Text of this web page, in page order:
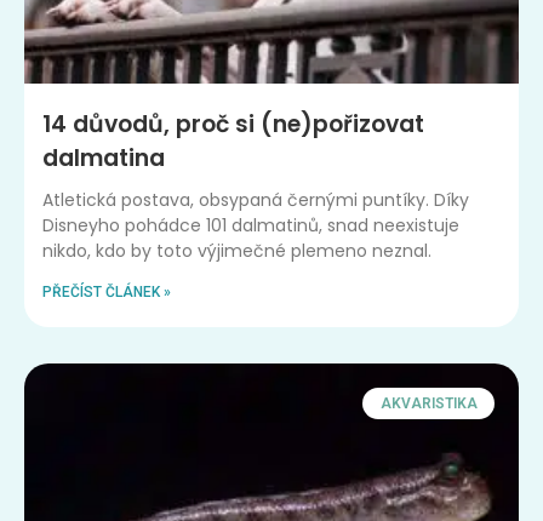
14 důvodů, proč si (ne)pořizovat
dalmatina
Atletická postava, obsypaná černými puntíky. Díky
Disneyho pohádce 101 dalmatinů, snad neexistuje
nikdo, kdo by toto výjimečné plemeno neznal.
PŘEČÍST ČLÁNEK »
AKVARISTIKA